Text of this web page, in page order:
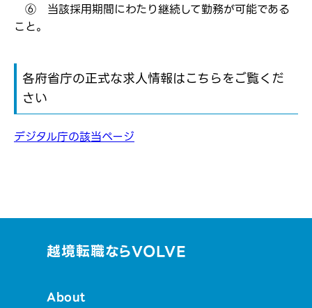
⑥ 当該採用期間にわたり継続して勤務が可能である
こと。
各府省庁の正式な求人情報はこちらをご覧くだ
さい
デジタル庁の該当ページ
越境転職ならVOLVE
About